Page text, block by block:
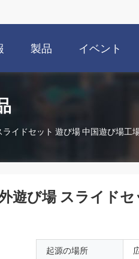
製品 イベント
イドセット 遊び場 中国遊び場工
遊び場 スライド
起源の場所